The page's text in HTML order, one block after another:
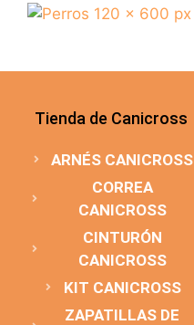
Tienda de Canicross
ARNÉS CANICROSS
CORREA
CANICROSS
CINTURÓN
CANICROSS
KIT CANICROSS
ZAPATILLAS DE